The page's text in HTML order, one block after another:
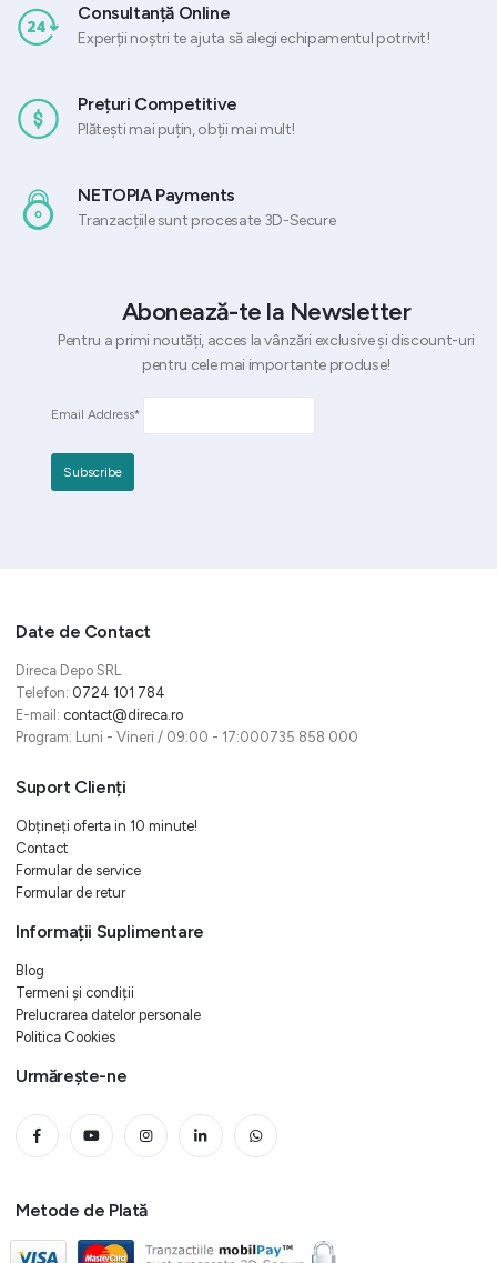
Consultanță Online
Experții noștri te ajuta să alegi echipamentul potrivit!
Prețuri Competitive
Plătești mai puțin, obții mai mult!
NETOPIA Payments
Tranzacțiile sunt procesate 3D-Secure
Abonează-te la Newsletter
Pentru a primi noutăți, acces la vânzări exclusive și discount-uri
pentru cele mai importante produse!
Email Address*
Date de Contact
Direca Depo SRL
Telefon: 0724 101 784
E-mail: contact@direca.ro
Program: Luni - Vineri / 09:00 - 17:000735 858 000
Suport Clienți
Obțineți oferta in 10 minute!
Contact
Formular de service
Formular de retur
Informații Suplimentare
Blog
Termeni și condiții
Prelucrarea datelor personale
Politica Cookies
Urmărește-ne
Metode de Plată